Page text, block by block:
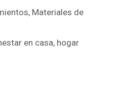
, Materiales de
en casa, hogar